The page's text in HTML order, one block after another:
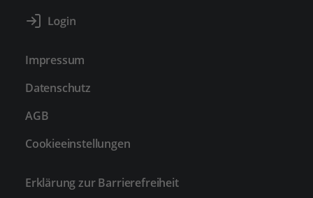
Impressum
Datenschutz
AGB
Cookieeinstellungen
Erklärung zur Barrierefreiheit